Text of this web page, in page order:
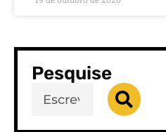
Pesquise